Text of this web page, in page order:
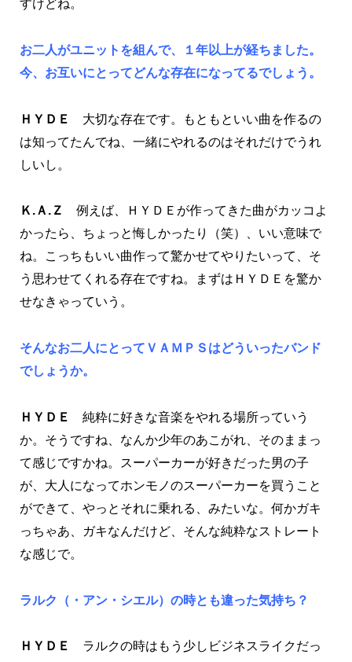
すけどね。
お二人がユニットを組んで、１年以上が経ちました。
今、お互いにとってどんな存在になってるでしょう。
ＨＹＤＥ
大切な存在です。もともといい曲を作るの
は知ってたんでね、一緒にやれるのはそれだけでうれ
しいし。
Ｋ.Ａ.Ｚ
例えば、ＨＹＤＥが作ってきた曲がカッコよ
かったら、ちょっと悔しかったり（笑）、いい意味で
ね。こっちもいい曲作って驚かせてやりたいって、そ
う思わせてくれる存在ですね。まずはＨＹＤＥを驚か
せなきゃっていう。
そんなお二人にとってＶＡＭＰＳはどういったバンド
でしょうか。
ＨＹＤＥ
純粋に好きな音楽をやれる場所っていう
か。そうですね、なんか少年のあこがれ、そのままっ
て感じですかね。スーパーカーが好きだった男の子
が、大人になってホンモノのスーパーカーを買うこと
ができて、やっとそれに乗れる、みたいな。何かガキ
っちゃあ、ガキなんだけど、そんな純粋なストレート
な感じで。
ラルク（・アン・シエル）の時とも違った気持ち？
ＨＹＤＥ
ラルクの時はもう少しビジネスライクだっ